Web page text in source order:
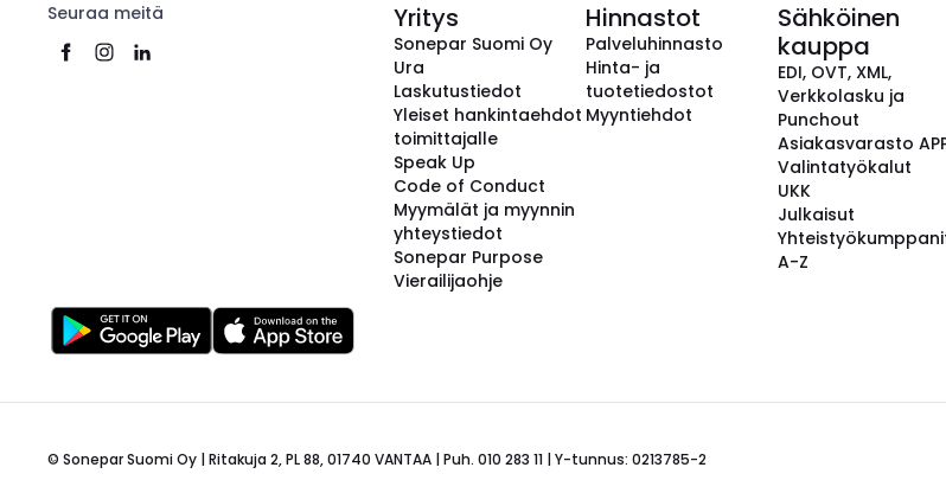
Seuraa meitä Yritys
Sonepar Suomi Oy
Ura
Laskutustiedot
Yleiset hankintaehdot
toimittajalle
Speak Up
Code of Conduct
Myymälät ja myynnin
yhteystiedot
Sonepar Purpose
Vierailijaohje
Hinnastot
Palveluhinnasto
Hinta- ja
tuotetiedostot
Myyntiehdot
Sähköinen
kauppa
EDI, OVT, XML,
Verkkolasku ja
Punchout
Asiakasvarasto
Valintatyökalut
UKK
Julkaisut
A-Z
© Sonepar Suomi Oy | Ritakuja 2, PL 88, 01740 VANTAA | Puh. 010 283 11 | Y-tunnus: 0213785-2